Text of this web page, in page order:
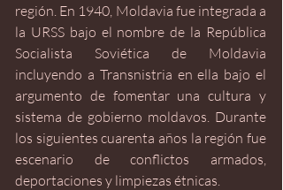
región. En 1940, Moldavia fue integrada a
la URSS bajo el nombre de la República
Socialista Soviética de Moldavia
incluyendo a Transnistria en ella bajo el
argumento de fomentar una cultura y
sistema de gobierno moldavos. Durante
los siguientes cuarenta años la región fue
escenario de conflictos armados,
deportaciones y limpiezas étnicas.